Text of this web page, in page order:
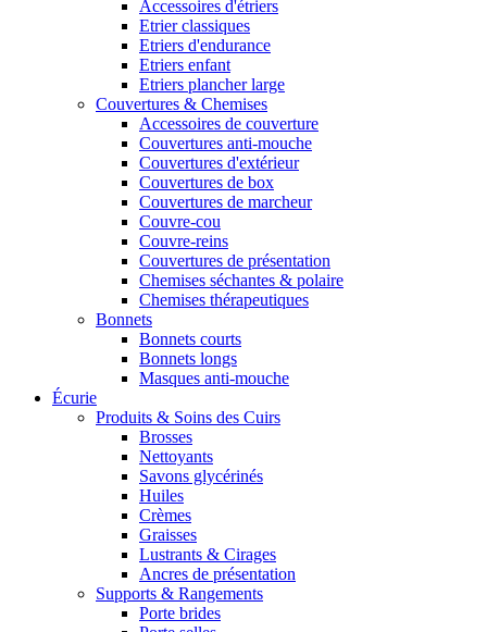
Accessoires d'étriers
Etrier classiques
Etriers d'endurance
Etriers enfant
Etriers plancher large
Couvertures & Chemises
Accessoires de couverture
Couvertures anti-mouche
Couvertures d'extérieur
Couvertures de box
Couvertures de marcheur
Couvre-cou
Couvre-reins
Couvertures de présentation
Chemises séchantes & polaire
Chemises thérapeutiques
Bonnets
Bonnets courts
Bonnets longs
Masques anti-mouche
Écurie
Produits & Soins des Cuirs
Brosses
Nettoyants
Savons glycérinés
Huiles
Crèmes
Graisses
Lustrants & Cirages
Ancres de présentation
Supports & Rangements
Porte brides